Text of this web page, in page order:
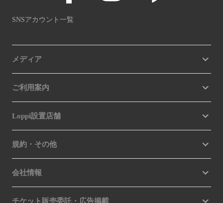
SNSアカウント一覧
メディア
ご利用案内
Loppi設置店舗
規約・その他
会社情報
チケット販売委託・広告掲載